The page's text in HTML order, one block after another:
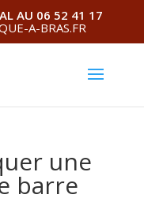
AU 06 52 41 17
A-BRAS.FR
une
barre